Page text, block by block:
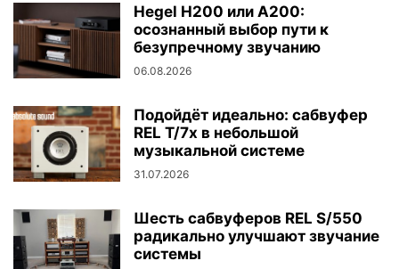
Hegel H200 или A200:
осознанный выбор пути к
безупречному звучанию
06.08.2026
Подойдёт идеально: сабвуфер
REL T/7x в небольшой
музыкальной системе
31.07.2026
Шесть сабвуферов REL S/550
радикально улучшают звучание
системы